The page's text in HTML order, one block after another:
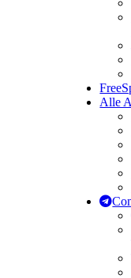
Alle